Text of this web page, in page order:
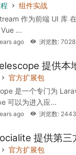
组件实战
作为前端 UI 库
...
ago 浏览数:
提供本
官方扩展包
是一个专门为
可以为进入应...
ago 浏览数:
提供第三
官方扩展包